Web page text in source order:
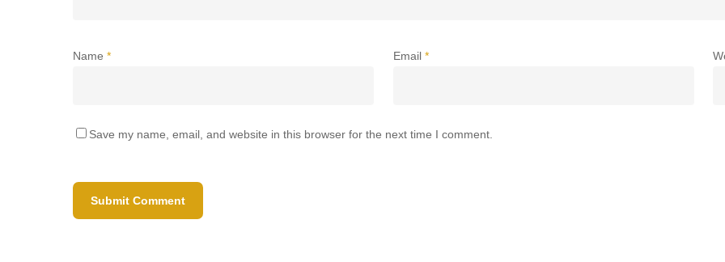
Name * Email *
Save my name, email, and website in this browser for the next time I comment.